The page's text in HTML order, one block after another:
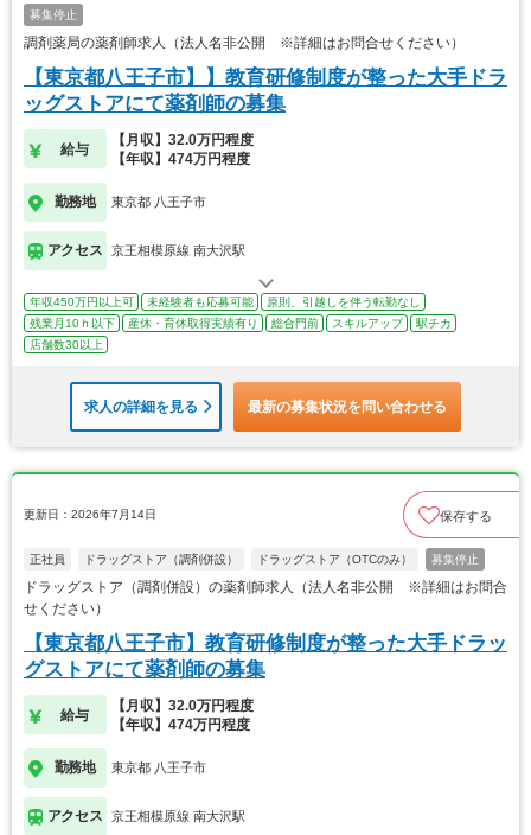
募集停止
調剤薬局の薬剤師求人（法人名非公開 ※詳細はお問合せください）
【東京都八王子市】】教育研修制度が整った大手ドラ
ッグストアにて薬剤師の募集
給与
【月収】32.0万円程度
【年収】474万円程度
勤務地 東京都 八王子市
アクセス 京王相模原線 南大沢駅
年収450万円以上可 未経験者も応募可能
原則、引越しを伴う転勤なし
残業月10ｈ以下
産休・育休取得実績有り 総合門前 スキルアップ
駅チカ
店舗数30以上
求人の詳細を見る 最新の募集状況を問い合わせる
更新日：2026年7月14日 保存する
正社員 ドラッグストア（調剤併設） ドラッグストア（OTCのみ） 募集停止
ドラッグストア（調剤併設）の薬剤師求人（法人名非公開 ※詳細はお問合
せください）
【東京都八王子市】教育研修制度が整った大手ドラッ
グストアにて薬剤師の募集
給与
【月収】32.0万円程度
【年収】474万円程度
勤務地 東京都 八王子市
アクセス 京王相模原線 南大沢駅